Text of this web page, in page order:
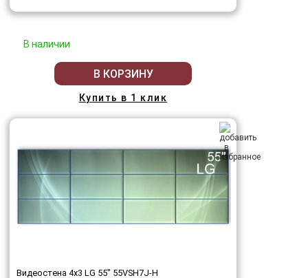
В наличии
В КОРЗИНУ
Купить в 1 клик
Видеостена 4x3 LG 55" 55VSH7J-H